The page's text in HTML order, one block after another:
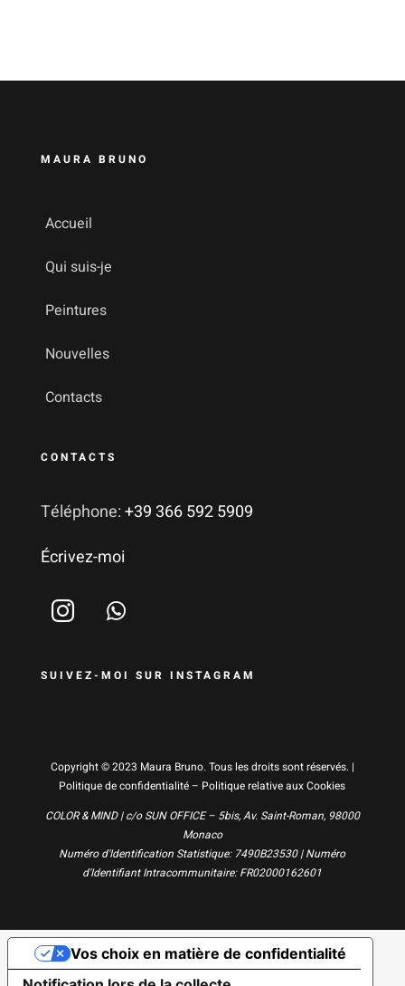
MAURA BRUNO
Accueil
Qui suis-je
Peintures
Nouvelles
Contacts
CONTACTS
Téléphone:+39 366 592 5909
Écrivez-moi
SUIVEZ-MOI SUR INSTAGRAM
Copyright © 2023 Maura Bruno. Tous les droits sont réservés. |
Politique de confidentialité– Politique relative aux Cookies
COLOR & MIND | c/o SUN OFFICE – 5bis, Av. Saint-Roman, 98000
Monaco
Numéro d'Identification Statistique: 7490B23530 | Numéro
d'Identifiant Intracommunitaire: FR02000162601
Vos choix en matière de confidentialité